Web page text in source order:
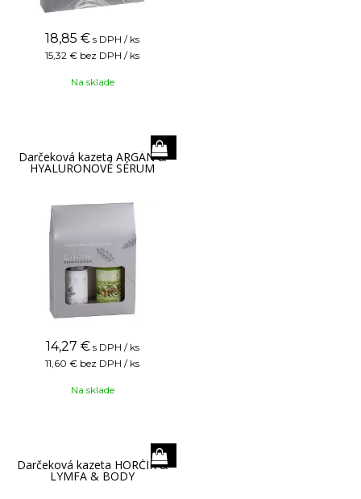
18,85 € s DPH / ks
15,32 € bez DPH / ks
Na sklade
Darčeková kazeta ARGÁN &
HYALURONOVÉ SÉRUM
14,27 € s DPH / ks
11,60 € bez DPH / ks
Na sklade
Darčeková kazeta HORČÍK &
LYMFA & BODY